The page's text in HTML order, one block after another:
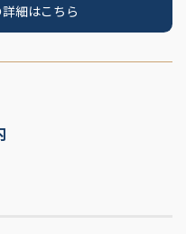
細はこちら